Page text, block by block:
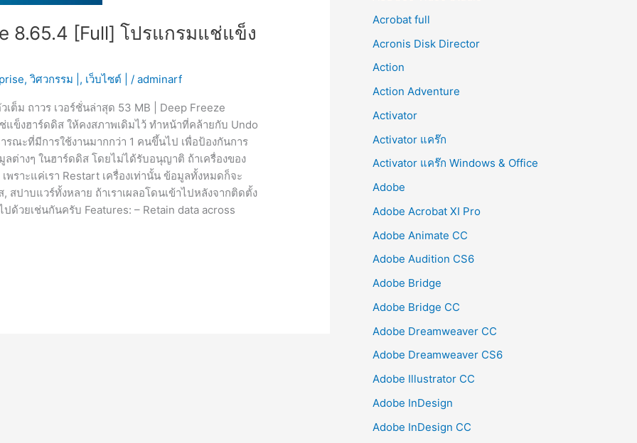
8.65.4 [Full] โปรแกรมแช่แข็ง
,วิศวกรรม | , เว็บไซต์ | /adminarf
ต็ม ถาวร เวอร์ชั่นล่าสุด 53 MB | Deep Freeze
ข็งฮาร์ดดิส ให้คงสภาพเดิมไว้ ทำหน้าที่คล้ายกับ Undo
รณะที่มีการใช้งานมากกว่า 1 คนขึ้นไป เพื่อป้องกันการ
ต่างๆ ในฮาร์ดดิส โดยไม่ได้รับอนุญาติ ถ้าเครื่องของ
พราะแค่เรา Restart เครื่องเท่านั้น ข้อมูลทั้งหมดก็จะ
สปาบแวร์ทั้งหลาย ถ้าเราเผลอโดนเข้าไปหลังจากติดตั้ง
ด้วยเช่นกันครับ Features: – Retain data across
Acrobat full
Acronis Disk Director
Action
Action Adventure
Activator
Activator แคร๊ก
Activator แคร๊ก Windows & Office
Adobe
Adobe Acrobat XI Pro
Adobe Animate CC
Adobe Audition CS6
Adobe Bridge
Adobe Bridge CC
Adobe Dreamweaver CC
Adobe Dreamweaver CS6
Adobe Illustrator CC
Adobe InDesign
Adobe InDesign CC